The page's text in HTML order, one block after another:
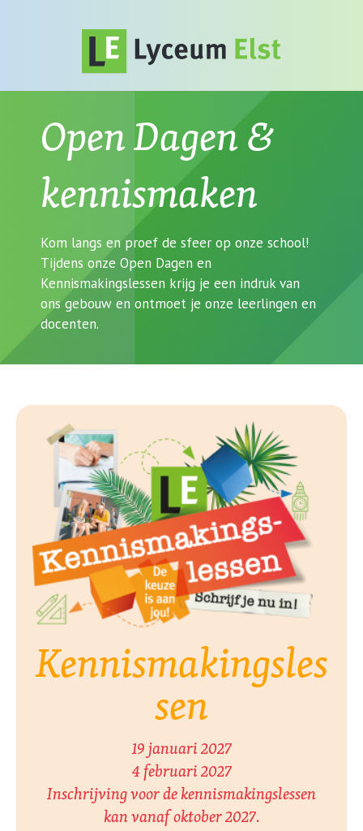
Open Dagen &
kennismaken
Kom langs en proef de sfeer op onze school!
Tijdens onze Open Dagen en
Kennismakingslessen krijg je een indruk van
ons gebouw en ontmoet je onze leerlingen en
docenten.
Kennismakingsles
sen
19 januari 2027
4 februari 2027
Inschrijving voor de kennismakingslessen
kan vanaf oktober 2027.